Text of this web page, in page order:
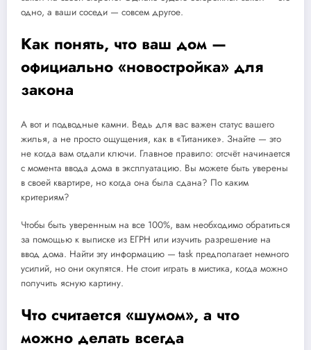
одно, а ваши соседи — совсем другое.
Как понять, что ваш дом —
официально «новостройка» для
закона
А вот и подводные камни. Ведь для вас важен статус вашего
жилья, а не просто ощущения, как в «Титанике». Знайте — это
не когда вам отдали ключи. Главное правило: отсчёт начинается
с момента ввода дома в эксплуатацию. Вы можете быть уверены
в своей квартире, но когда она была сдана? По каким
критериям?
Чтобы быть уверенным на все 100%, вам необходимо обратиться
за помощью к выписке из ЕГРН или изучить разрешение на
ввод дома. Найти эту информацию — task предполагает немного
усилий, но они окупятся. Не стоит играть в мистика, когда можно
получить ясную картину.
Что считается «шумом», а что
можно делать всегда